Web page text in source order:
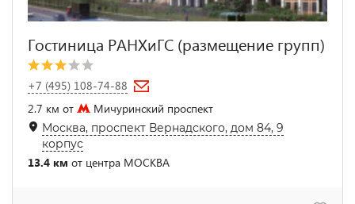
Гостиница РАНХиГС (размещение групп)
+7 (495) 108-74-88
2.7 км от
Мичуринский проспект
Москва, проспект Вернадского, дом 84, 9
корпус
13.4 км от центра МОСКВА